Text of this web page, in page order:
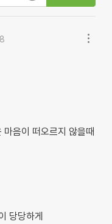
음이 떠오르지 않을때
당당하게